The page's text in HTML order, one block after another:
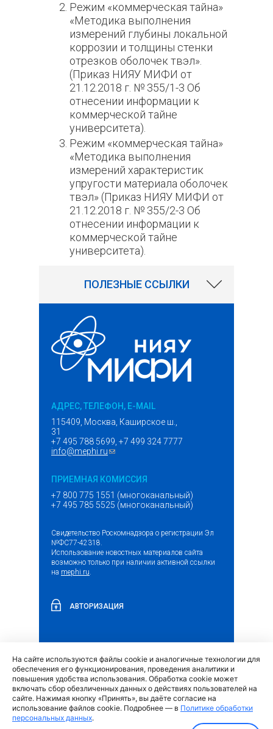
Режим «коммерческая тайна»
«Методика выполнения
измерений глубины локальной
коррозии и толщины стенки
отрезков оболочек твэл».
(Приказ НИЯУ МИФИ от
21.12.2018 г. № 355/1-3 Об
отнесении информации к
коммерческой тайне
университета).
Режим «коммерческая тайна»
«Методика выполнения
измерений характеристик
упругости материала оболочек
твэл» (Приказ НИЯУ МИФИ от
21.12.2018 г. № 355/2-3 Об
отнесении информации к
коммерческой тайне
университета).
ПОЛЕЗНЫЕ ССЫЛКИ
АДРЕС, ТЕЛЕФОН, E-MAIL
115409, Москва, Каширское ш.,
31
+7 495 788 5699, +7 499 324 7777
info@mephi.ru(ссылка для отправки email)
ПРИЕМНАЯ КОМИССИЯ
+7 800 775 1551 (многоканальный)
+7 495 785 5525 (многоканальный)
Свидетельство Роскомнадзора о регистрации Эл
№ФС77-42318.
Использование новостных материалов сайта
возможно только при наличии активной ссылки
на mephi.ru.
АВТОРИЗАЦИЯ
Обращение граждан и организаций (внешняя
ссылка)
На сайте используются файлы cookie и аналогичные технологии для
обеспечения его функционирования, проведения аналитики и
повышения удобства использования. Обработка cookie может
включать сбор обезличенных данных о действиях пользователей на
сайте. Нажимая кнопку «Принять», вы даёте согласие на
использование файлов cookie. Подробнее — в Политике обработки
персональных данных.